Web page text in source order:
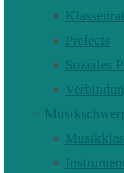
Klassenrat
Prefects
Soziales